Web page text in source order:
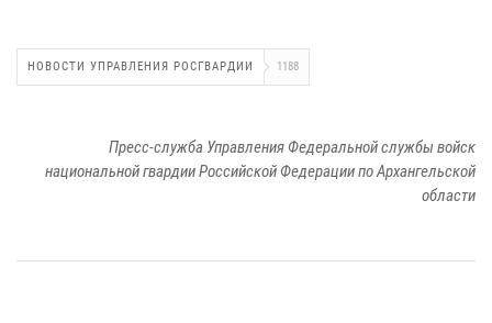
НОВОСТИ УПРАВЛЕНИЯ РОСГВАРДИИ 1188
Пресс-служба Управления Федеральной службы войск
национальной гвардии Российской Федерации по Архангельской
области